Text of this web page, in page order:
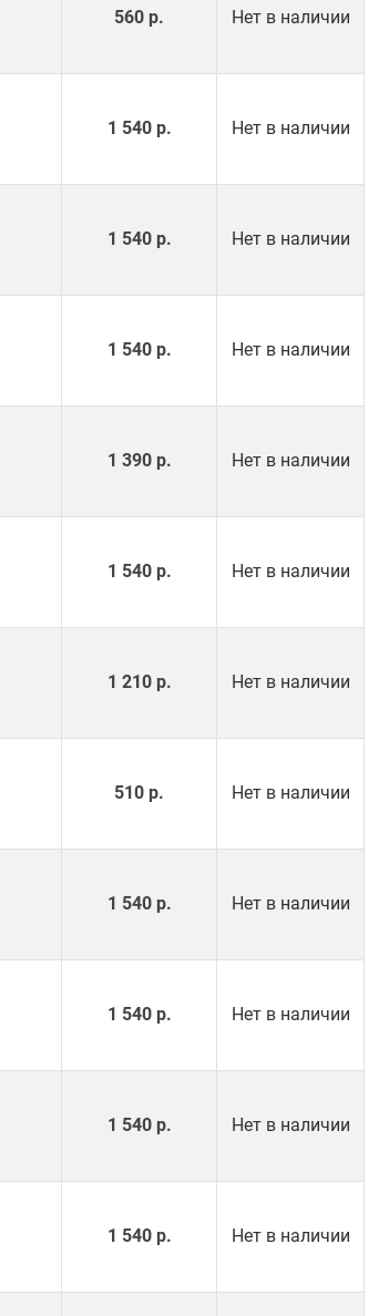
560 р. Нет в наличии
1 540 р. Нет в наличии
1 540 р. Нет в наличии
1 540 р. Нет в наличии
1 390 р. Нет в наличии
1 540 р. Нет в наличии
1 210 р. Нет в наличии
510 р. Нет в наличии
1 540 р. Нет в наличии
1 540 р. Нет в наличии
1 540 р. Нет в наличии
1 540 р. Нет в наличии